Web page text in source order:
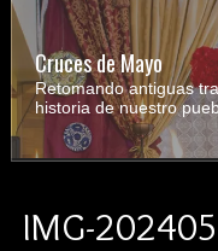
Cruces de Mayo
Retomando antiguas
historia de nuestro
IMG-